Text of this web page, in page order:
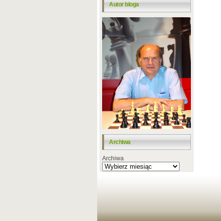
Autor bloga
Archiwa
Archiwa